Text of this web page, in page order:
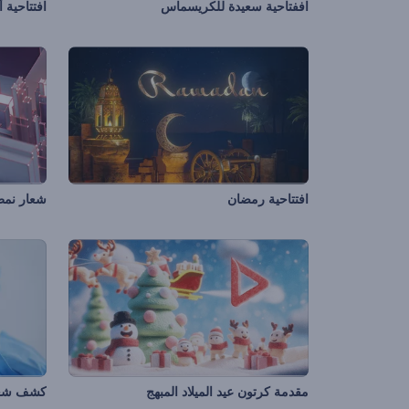
اففتاحية سعيدة للكريسماس
افتتاحية رمضان شعار
مقدمة كرتون عيد الميلاد المبهج كشف